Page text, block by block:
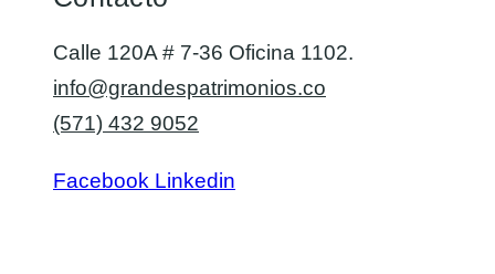
Calle 120A # 7-36 Oficina 1102.
info@grandespatrimonios.co
(571) 432 9052
Facebook Linkedin